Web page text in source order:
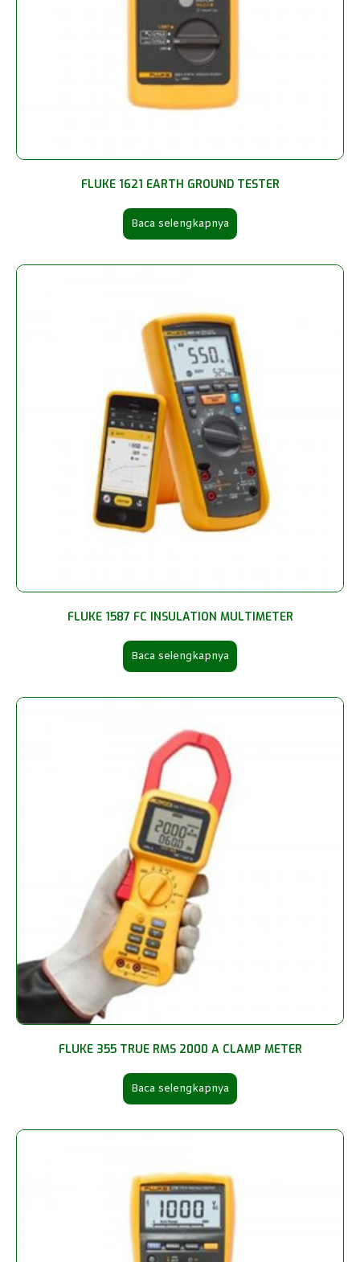
FLUKE 1621 EARTH GROUND TESTER
Baca selengkapnya
FLUKE 1587 FC INSULATION MULTIMETER
Baca selengkapnya
FLUKE 355 TRUE RMS 2000 A CLAMP METER
Baca selengkapnya